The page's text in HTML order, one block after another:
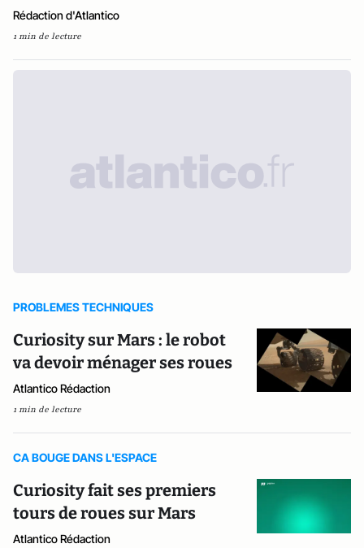
Rédaction d'Atlantico
1 min de lecture
PROBLEMES TECHNIQUES
Curiosity sur Mars : le robot
va devoir ménager ses roues
Atlantico Rédaction
1 min de lecture
CA BOUGE DANS L'ESPACE
Curiosity fait ses premiers
tours de roues sur Mars
Atlantico Rédaction